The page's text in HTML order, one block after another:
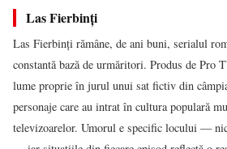
Las Fierbinți
Las Fierbinți rămâne, de ani buni, serialul
constantă bază de urmăritori. Produs de Pro
lume proprie în jurul unui sat fictiv din
personaje care au intrat în cultura populară
televizoarelor. Umorul e specific locului —